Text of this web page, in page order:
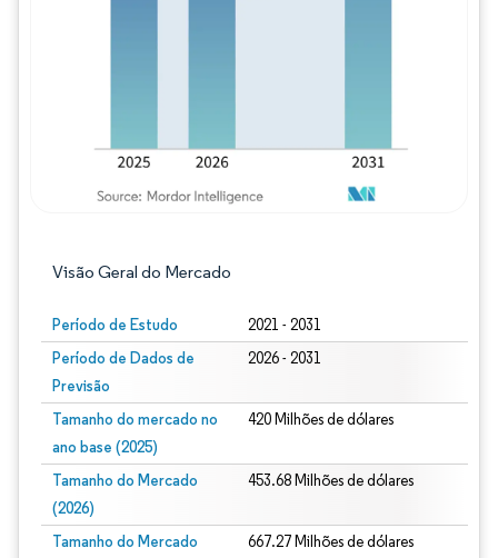
Visão Geral do Mercado
Período de Estudo 2021 - 2031
Período de Dados de
Previsão
2026 - 2031
Tamanho do mercado no
ano base (2025)
420 Milhões de dólares
Tamanho do Mercado
(2026)
453.68 Milhões de dólares
Tamanho do Mercado
667.27 Milhões de dólares